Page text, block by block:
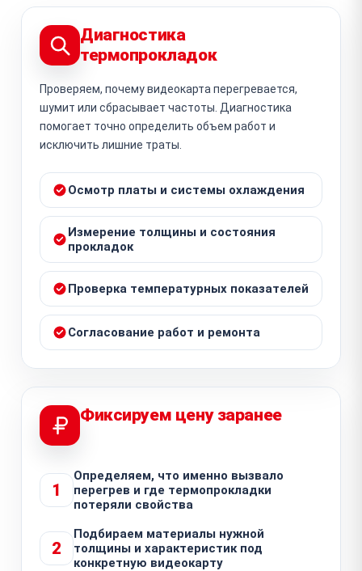
Диагностика
термопрокладок
Проверяем, почему видеокарта перегревается,
шумит или сбрасывает частоты. Диагностика
помогает точно определить объем работ и
исключить лишние траты.
Осмотр платы и системы охлаждения
Измерение толщины и состояния
прокладок
Проверка температурных показателей
Согласование работ и ремонта
Фиксируем цену заранее
1
Определяем, что именно вызвало
перегрев и где термопрокладки
потеряли свойства
2
Подбираем материалы нужной
толщины и характеристик под
конкретную видеокарту